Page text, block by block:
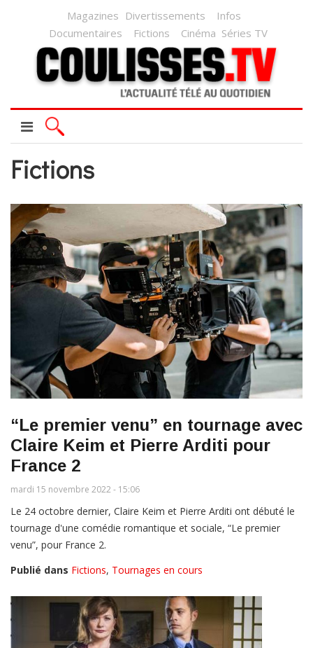
Magazines Divertissements
Infos
Documentaires
Fictions Cinéma Séries TV
Fictions
“Le premier venu” en tournage avec
Claire Keim et Pierre Arditi pour
France 2
mardi 15 novembre 2022 - 15:06
Le 24 octobre dernier, Claire Keim et Pierre Arditi ont débuté le
tournage d'une comédie romantique et sociale, “Le premier
venu”, pour France 2.
Publié dans Fictions, Tournages en cours